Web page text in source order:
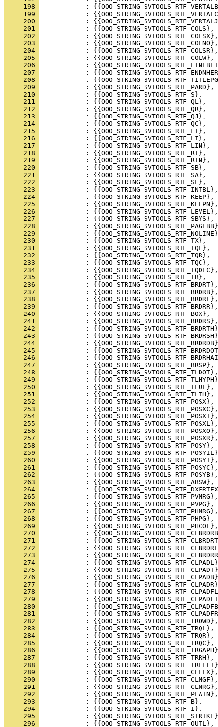
     198
     199
     200
     201
     202
     203
     204
     205
     206
     207
     208
     209
     210
     211
     212
     213
     214
     215
     216
     217
     218
     219
     220
     221
     222
     223
     224
     225
     226
     227
     228
     229
     230
     231
     232
     233
     234
     235
     236
     237
     238
     239
     240
     241
     242
     243
     244
     245
     246
     247
     248
     249
     250
     251
     252
     253
     254
     255
     256
     257
     258
     259
     260
     261
     262
     263
     264
     265
     266
     267
     268
     269
     270
     271
     272
     273
     274
     275
     276
     277
     278
     279
     280
     281
     282
     283
     284
     285
     286
     287
     288
     289
     290
     291
     292
     293
     294
     295
     296